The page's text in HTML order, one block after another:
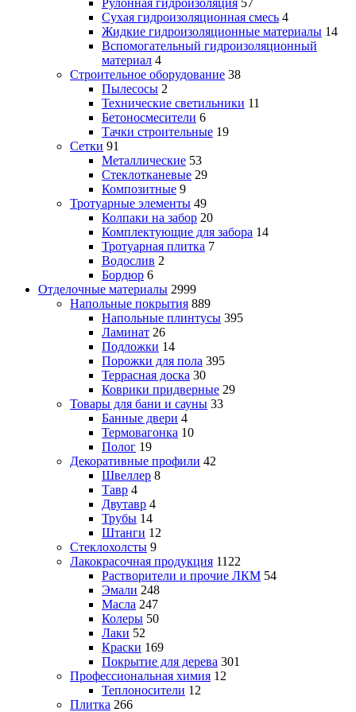
Рулонная гидроизоляция 57
Сухая гидроизоляционная смесь 4
Жидкие гидроизоляционные материалы 14
Вспомогательный гидроизоляционный
материал 4
Строительное оборудование 38
Пылесосы 2
Технические светильники 11
Бетоносмесители 6
Тачки строительные 19
Сетки 91
Металлические 53
Стеклотканевые 29
Композитные 9
Тротуарные элементы 49
Колпаки на забор 20
Комплектующие для забора 14
Тротуарная плитка 7
Водослив 2
Бордюр 6
Отделочные материалы 2999
Напольные покрытия 889
Напольные плинтусы 395
Ламинат 26
Подложки 14
Порожки для пола 395
Террасная доска 30
Коврики придверные 29
Товары для бани и сауны 33
Банные двери 4
Термовагонка 10
Полог 19
Декоративные профили 42
Швеллер 8
Тавр 4
Двутавр 4
Трубы 14
Штанги 12
Стеклохолсты 9
Лакокрасочная продукция 1122
Растворители и прочие ЛКМ 54
Эмали 248
Масла 247
Колеры 50
Лаки 52
Краски 169
Покрытие для дерева 301
Профессиональная химия 12
Теплоносители 12
Плитка 266